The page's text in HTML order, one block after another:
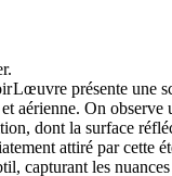
Lœuvre présente une
aérienne. On observe
dont la surface
attiré par cette
capturant les